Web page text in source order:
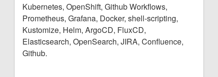
Kubernetes, OpenShift, Github Workflows,
Prometheus, Grafana, Docker, shell-scripting,
Kustomize, Helm, ArgoCD, FluxCD,
Elasticsearch, OpenSearch, JIRA, Confluence,
Github.